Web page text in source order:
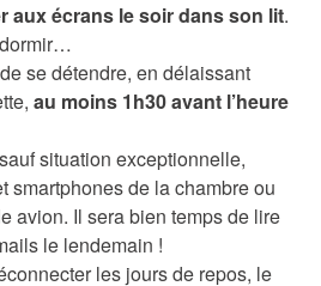
aux écrans le soir dans son lit.
se détendre, en délaissant
au moins 1h30 avant l’heure
situation exceptionnelle,
smartphones de la chambre ou
avion. Il sera bien temps de lire
le lendemain !
les jours de repos, le